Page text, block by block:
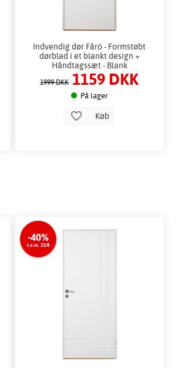
Indvendig dør Fårö - Formstøbt
dørblad i et blankt design +
Håndtagssæt - Blank
1999 DKK 1159 DKK
På lager
Køb
-40%
t.o.m. 15/8